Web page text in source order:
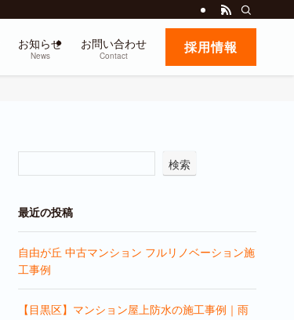
お知らせ
News
お問い合わせ
Contact 採用情報
検索
最近の投稿
自由が丘 中古マンション フルリノベーション施
工事例
【目黒区】マンション屋上防水の施工事例｜雨